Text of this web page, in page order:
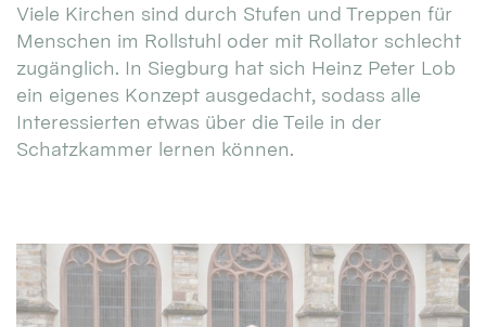
Viele Kirchen sind durch Stufen und Treppen für
Menschen im Rollstuhl oder mit Rollator schlecht
zugänglich. In Siegburg hat sich Heinz Peter Lob
ein eigenes Konzept ausgedacht, sodass alle
Interessierten etwas über die Teile in der
Schatzkammer lernen können.